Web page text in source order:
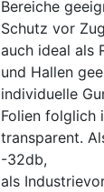
Bereiche
Schutz vor
auch ideal als
und Hallen
individuelle
Folien folglich
transparent.
-32db,
als